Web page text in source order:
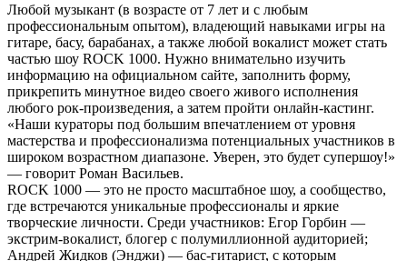
Любой музыкант (в возрасте от 7 лет и с любым
профессиональным опытом), владеющий навыками игры на
гитаре, басу, барабанах, а также любой вокалист может стать
частью шоу ROCK 1000. Нужно внимательно изучить
информацию на официальном сайте, заполнить форму,
прикрепить минутное видео своего живого исполнения
любого рок-произведения, а затем пройти онлайн-кастинг.
«Наши кураторы под большим впечатлением от уровня
мастерства и профессионализма потенциальных участников в
широком возрастном диапазоне. Уверен, это будет супершоу!»
— говорит Роман Васильев.
ROCK 1000 — это не просто масштабное шоу, а сообщество,
где встречаются уникальные профессионалы и яркие
творческие личности. Среди участников: Егор Горбин —
экстрим-вокалист, блогер с полумиллионной аудиторией;
Андрей Жидков (Энджи) — бас-гитарист, с которым